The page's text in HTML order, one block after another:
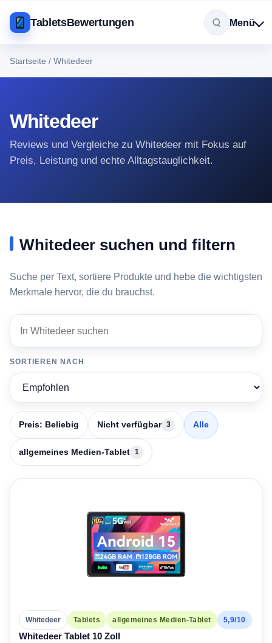
TabletsBewertungen Menü
Startseite / Whitedeer
Whitedeer
Reviews und Vergleiche zu Whitedeer mit Fokus auf
Preis, Leistung und echte Alltagstauglichkeit.
Whitedeer suchen und filtern
Suche per Text, sortiere Produkte und hebe die wichtigsten
Merkmale hervor, die du brauchst.
In Whitedeer suchen
SORTIEREN NACH
Preis: Beliebig Nicht verfügbar 3 Alle
allgemeines Medien-Tablet 1
1 Produkte
Whitedeer Tablets allgemeines Medien-Tablet 5,9/10
Whitedeer Tablet 10 Zoll